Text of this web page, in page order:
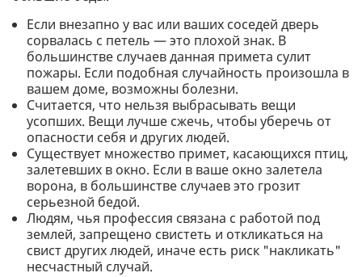
Если внезапно у вас или ваших соседей дверь
сорвалась с петель — это плохой знак. В
большинстве случаев данная примета сулит
пожары. Если подобная случайность произошла в
вашем доме, возможны болезни.
Считается, что нельзя выбрасывать вещи
усопших. Вещи лучше сжечь, чтобы уберечь от
опасности себя и других людей.
Существует множество примет, касающихся птиц,
залетевших в окно. Если в ваше окно залетела
ворона, в большинстве случаев это грозит
серьезной бедой.
Людям, чья профессия связана с работой под
землей, запрещено свистеть и откликаться на
свист других людей, иначе есть риск "накликать"
несчастный случай.